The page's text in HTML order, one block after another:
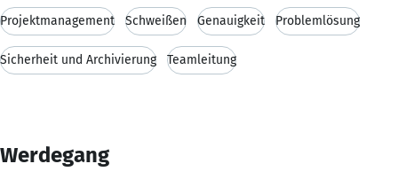
Projektmanagement Schweißen Genauigkeit Problemlösung
Sicherheit und Archivierung Teamleitung
Werdegang